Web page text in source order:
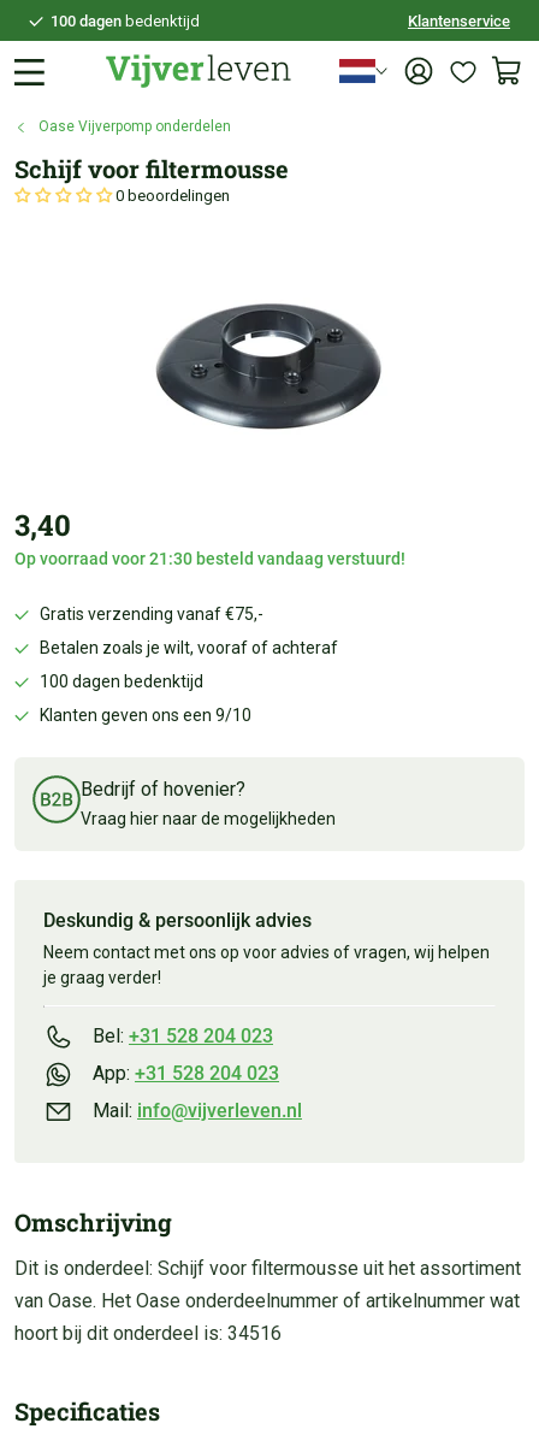
100 dagen bedenktijd
achteraf betalen
Klantenservice
Oase Vijverpomp onderdelen
Schijf voor filtermousse
0 beoordelingen
3,40
Op voorraad voor 21:30 besteld vandaag verstuurd!
Gratis verzending vanaf €75,-
Betalen zoals je wilt, vooraf of achteraf
100 dagen bedenktijd
Klanten geven ons een 9/10
Bedrijf of hovenier?
Vraag hier naar de mogelijkheden
Deskundig & persoonlijk advies
Neem contact met ons op voor advies of vragen, wij helpen
je graag verder!
Bel: +31 528 204 023
App: +31 528 204 023
Mail: info@vijverleven.nl
Omschrijving
Dit is onderdeel: Schijf voor filtermousse uit het assortiment
van Oase. Het Oase onderdeelnummer of artikelnummer wat
hoort bij dit onderdeel is: 34516
Specificaties